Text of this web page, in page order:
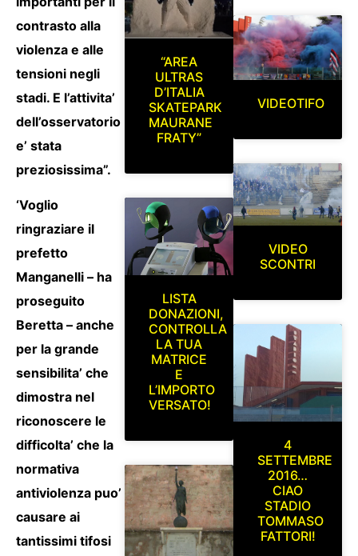
contrasto alla
violenza e alle
tensioni negli
stadi. E l’attivita’
dell’osservatorio
e’ stata
preziosissima”.
‘Voglio
ringraziare il
prefetto
Manganelli – ha
proseguito
Beretta – anche
per la grande
sensibilita’ che
dimostra nel
riconoscere le
difficolta’ che la
normativa
antiviolenza puo’
causare ai
tantissimi tifosi
“AREA
ULTRAS
D’ITALIA
SKATEPARK
MAURANE
FRATY”
LISTA
DONAZIONI,
CONTROLLA
LA TUA
MATRICE
E
L’IMPORTO
VERSATO!
VIDEOTIFO
VIDEO
SCONTRI
4
SETTEMBRE
2016…
CIAO
STADIO
TOMMASO
FATTORI!